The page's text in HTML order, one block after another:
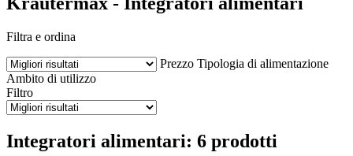
Filtra e ordina
Prezzo Tipologia di alimentazione
Ambito di utilizzo
Filtro
Integratori alimentari: 6 prodotti